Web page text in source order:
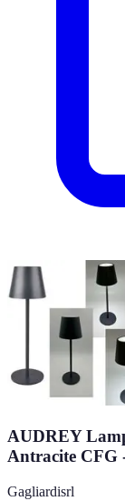
AUDREY
Antracite CFG
Gagliardisrl